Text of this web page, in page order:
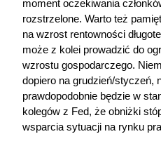
moment oczekiwania
rozstrzelone. Warto też
na wzrost rentowności
może z kolei prowadzić do
wzrostu gospodarczego.
dopiero na grudzień/styczeń,
prawdopodobnie będzie w
kolegów z Fed, że obniżki
wsparcia sytuacji na rynku